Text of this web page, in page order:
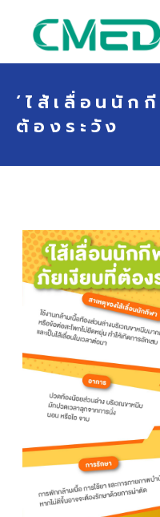
‘ไส้เลื่อนนัก
ต้องระวัง